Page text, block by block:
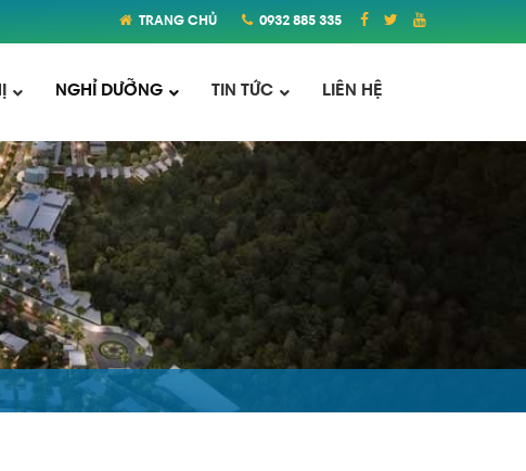
TRANG CHỦ 0932 885 335
NGHỈ DƯỠNG TIN TỨC LIÊN HỆ